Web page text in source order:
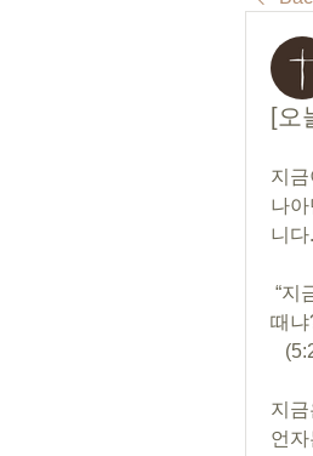
[오
지
나
니다.
때냐
지
언